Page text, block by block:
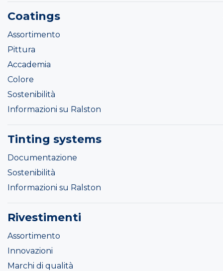
Coatings
Assortimento
Pittura
Accademia
Colore
Sostenibilità
Informazioni su Ralston
Tinting systems
Documentazione
Sostenibilità
Informazioni su Ralston
Rivestimenti
Assortimento
Innovazioni
Marchi di qualità